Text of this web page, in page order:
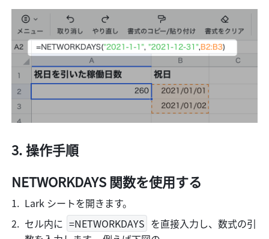
操作手順
NETWORKDAYS 関数を使用する
Lark シートを開きます。
セル内に =NETWORKDAYS を直接入力し、数式の引